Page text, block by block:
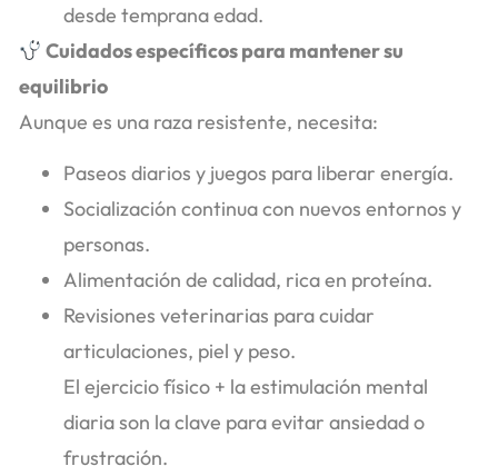
desde temprana edad.
Cuidados específicos para mantener su
equilibrio
Aunque es una raza resistente, necesita:
Paseos diarios y juegos para liberar energía.
Socialización continua con nuevos entornos y
personas.
Alimentación de calidad, rica en proteína.
Revisiones veterinarias para cuidar
articulaciones, piel y peso.
El ejercicio físico + la estimulación mental
diaria son la clave para evitar ansiedad o
frustración.